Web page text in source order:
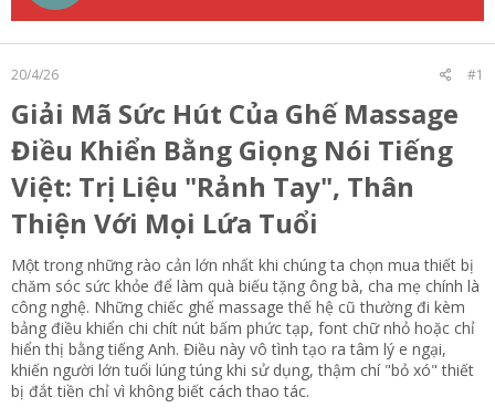
r
20/4/26 #1
Giải Mã Sức Hút Của Ghế Massage
Điều Khiển Bằng Giọng Nói Tiếng
Việt: Trị Liệu "Rảnh Tay", Thân
Thiện Với Mọi Lứa Tuổi​
Một trong những rào cản lớn nhất khi chúng ta chọn mua thiết bị
chăm sóc sức khỏe để làm quà biếu tặng ông bà, cha mẹ chính là
công nghệ. Những chiếc ghế massage thế hệ cũ thường đi kèm
bảng điều khiển chi chít nút bấm phức tạp, font chữ nhỏ hoặc chỉ
hiển thị bằng tiếng Anh. Điều này vô tình tạo ra tâm lý e ngại,
khiến người lớn tuổi lúng túng khi sử dụng, thậm chí "bỏ xó" thiết
bị đắt tiền chỉ vì không biết cách thao tác.